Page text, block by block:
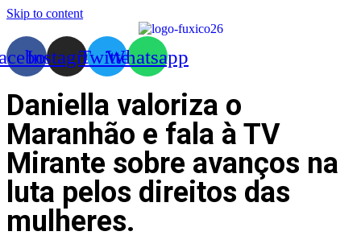
Skip to content
InstagramTwitterWhatsapp
Daniella valoriza o
Maranhão e fala à TV
Mirante sobre avanços na
luta pelos direitos das
mulheres.